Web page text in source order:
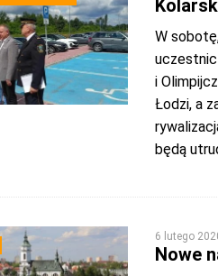
W
i
Łodzi, a
będą
6 lutego
Nowe